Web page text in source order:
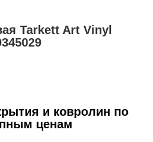
Tarkett Art Vinyl
и ковролин по
ценам